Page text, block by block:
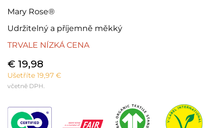
Mary Rose®
Udržitelný a příjemně měkký
TRVALE NÍZKÁ CENA
€ 19,98
Ušetříte 19,97 €
včetně DPH.